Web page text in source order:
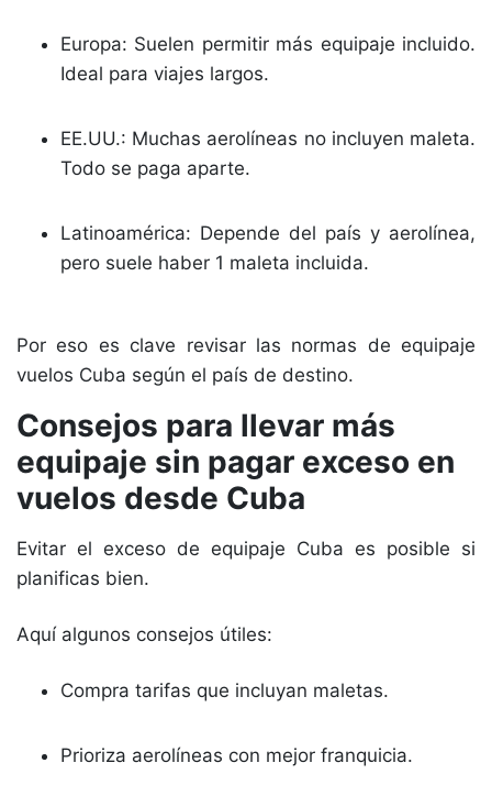
Europa: Suelen permitir más equipaje incluido.
Ideal para viajes largos.
EE.UU.: Muchas aerolíneas no incluyen maleta.
Todo se paga aparte.
Latinoamérica: Depende del país y aerolínea,
pero suele haber 1 maleta incluida.
Por eso es clave revisar las normas de equipaje
vuelos Cuba según el país de destino.
Consejos para llevar más
equipaje sin pagar exceso en
vuelos desde Cuba
Evitar el exceso de equipaje Cuba es posible si
planificas bien.
Aquí algunos consejos útiles:
Compra tarifas que incluyan maletas.
Prioriza aerolíneas con mejor franquicia.